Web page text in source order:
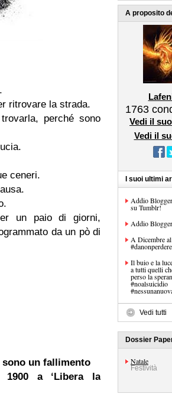
ritrovare la strada.
perché sono
ceneri.
un paio di giorni,
da un pò di
sono un fallimento
1900 a ‘Libera la
A proposito
1763
Vedi il
Vedi il
I suoi ultimi
Addio
su Tumblr!
Addio
A Dicembre
#danonperdere
Il buio e la
a tutti quelli
perso la
#noalsuicidio
Vedi tutti
Dossier
Natale
Festività